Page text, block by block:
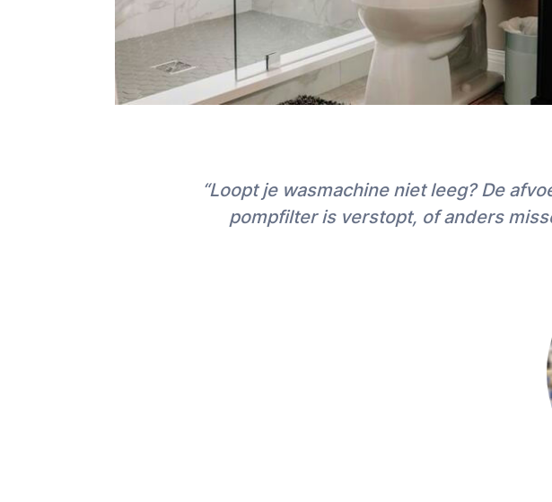
“Loopt je wasmachine niet leeg? De
pompfilter is verstopt, of anders